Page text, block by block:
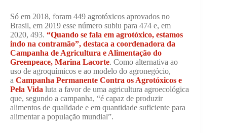
Só em 2018, foram 449 agrotóxicos aprovados no
Brasil, em 2019 esse número subiu para 474 e, em
2020, 493. “Quando se fala em agrotóxico, estamos
indo na contramão”, destaca a coordenadora da
Campanha de Agricultura e Alimentação do
Greenpeace, Marina Lacorte. Como alternativa ao
uso de agroquímicos e ao modelo do agronegócio,
a Campanha Permanente Contra os Agrotóxicos e
Pela Vida luta a favor de uma agricultura agroecológica
que, segundo a campanha, “é capaz de produzir
alimentos de qualidade e em quantidade suficiente para
alimentar a população mundial”.